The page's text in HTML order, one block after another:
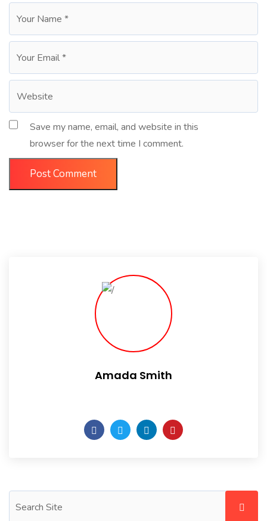
Save my name, email, and website in this
browser for the next time I comment.
Amada Smith